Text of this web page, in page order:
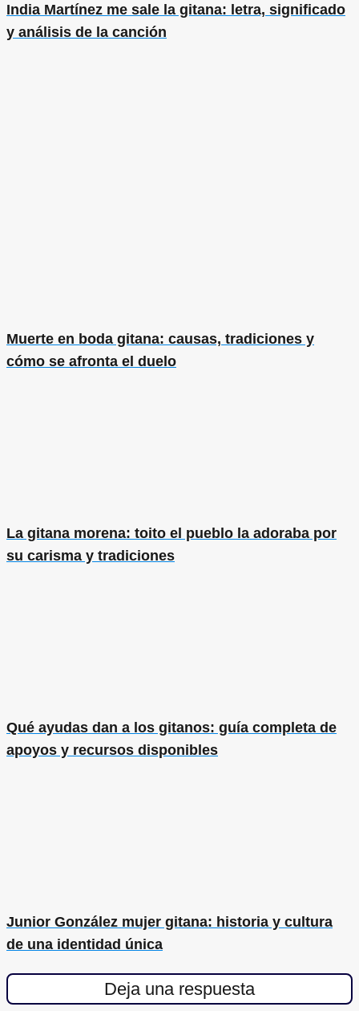
India Martínez me sale la gitana: letra, significado
y análisis de la canción
Muerte en boda gitana: causas, tradiciones y
cómo se afronta el duelo
La gitana morena: toito el pueblo la adoraba por
su carisma y tradiciones
Qué ayudas dan a los gitanos: guía completa de
apoyos y recursos disponibles
Junior González mujer gitana: historia y cultura
de una identidad única
Deja una respuesta